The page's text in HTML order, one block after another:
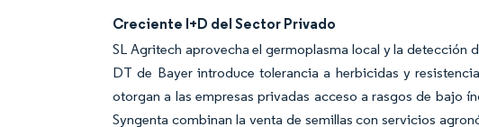
Creciente I+D del Sector Privado
SL Agritech aprovecha el germoplasma local y la detección
DT de Bayer introduce tolerancia a herbicidas y
otorgan a las empresas privadas acceso a rasgos de bajo
Syngenta combinan la venta de semillas con servicios